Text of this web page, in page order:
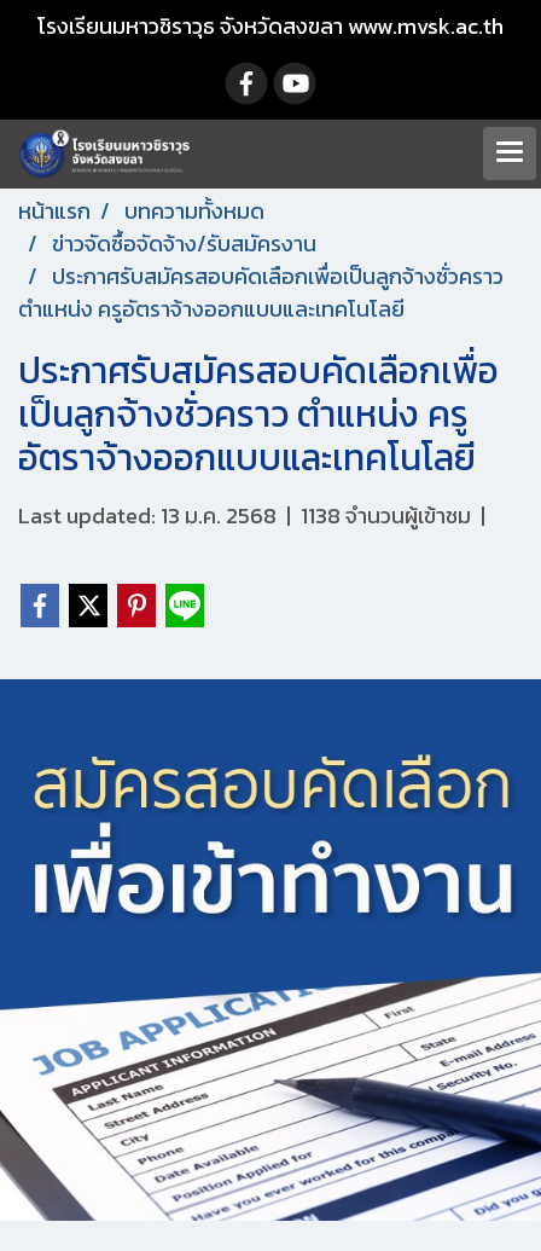
โรงเรียนมหาวชิราวุธ จังหวัดสงขลา www.mvsk.ac.th
หน้าแรก
บทความทั้งหมด
ข่าวจัดซื้อจัดจ้าง/รับสมัครงาน
ประกาศรับสมัครสอบคัดเลือกเพื่อเป็นลูกจ้างชั่วคราว
ตำแหน่ง ครูอัตราจ้างออกแบบและเทคโนโลยี
ประกาศรับสมัครสอบคัดเลือกเพื่อ
เป็นลูกจ้างชั่วคราว ตำแหน่ง ครู
อัตราจ้างออกแบบและเทคโนโลยี
Last updated: 13 ม.ค. 2568 | 1138 จำนวนผู้เข้าชม |